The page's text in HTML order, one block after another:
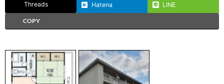
Threads Hatena LINE
COPY